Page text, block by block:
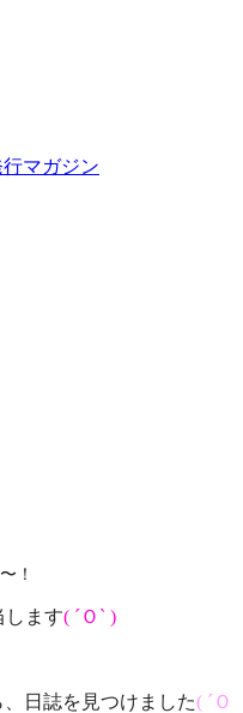
マガジン
！
します( ´Ｏ` )
日誌を見つけました( ´Ｏ